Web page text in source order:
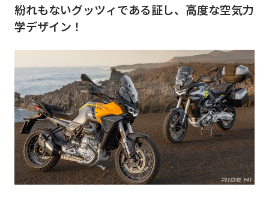
紛れもないグッツィである証し、高度な空気力
学デザイン！